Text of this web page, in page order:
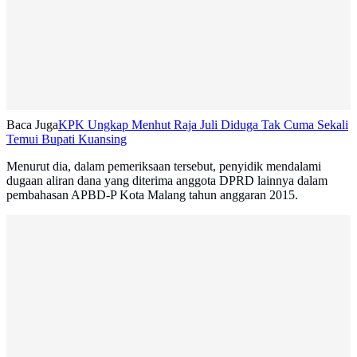
Baca JugaKPK Ungkap Menhut Raja Juli Diduga Tak Cuma Sekali
Temui Bupati Kuansing
Menurut dia, dalam pemeriksaan tersebut, penyidik mendalami
dugaan aliran dana yang diterima anggota DPRD lainnya dalam
pembahasan APBD-P Kota Malang tahun anggaran 2015.